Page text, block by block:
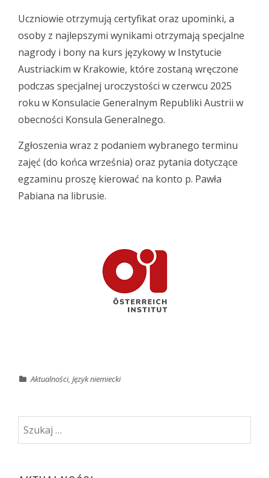
Uczniowie otrzymują certyfikat oraz upominki, a
osoby z najlepszymi wynikami otrzymają specjalne
nagrody i bony na kurs językowy w Instytucie
Austriackim w Krakowie, które zostaną wręczone
podczas specjalnej uroczystości w czerwcu 2025
roku w Konsulacie Generalnym Republiki Austrii w
obecności Konsula Generalnego.
Zgłoszenia wraz z podaniem wybranego terminu
zajęć (do końca września) oraz pytania dotyczące
egzaminu proszę kierować na konto p. Pawła
Pabiana na librusie.
Aktualności,Język niemiecki
Szukaj: